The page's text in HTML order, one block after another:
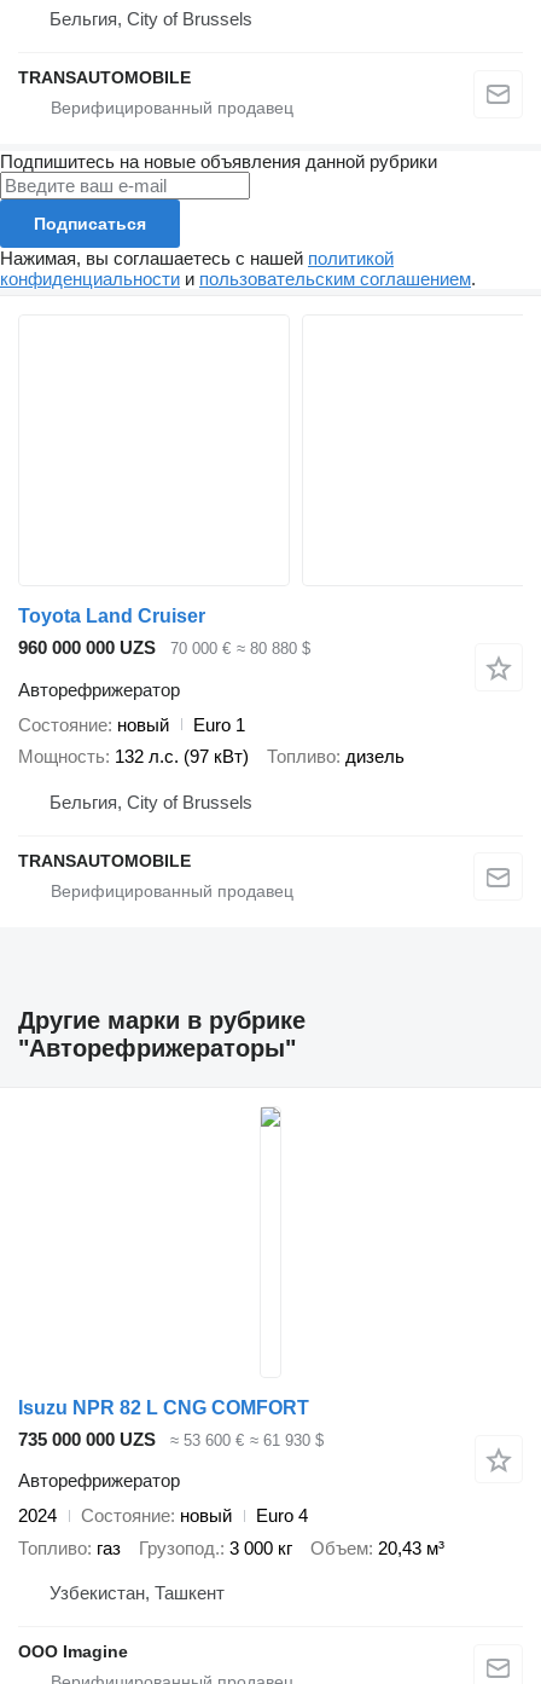
Бельгия, City of Brussels
TRANSAUTOMOBILE
Подпишитесь на новые объявления данной рубрики
Подписаться
Нажимая, вы соглашаетесь с нашей политикой
конфиденциальности и пользовательским соглашением.
Toyota Land Cruiser
960 000 000 UZS
70 000 € ≈ 80 880 $
Авторефрижератор
Состояние новый
Euro 1
Мощность 132 л.с. (97 кВт) Топливо дизель
Бельгия, City of Brussels
TRANSAUTOMOBILE
Другие марки в рубрике
"Авторефрижераторы"
Isuzu NPR 82 L CNG COMFORT
735 000 000 UZS
≈ 53 600 € ≈ 61 930 $
Авторефрижератор
2024
Состояние новый
Euro 4
Топливо газ Грузопод. 3 000 кг Объем 20,43 м³
Узбекистан, Ташкент
OOO Imagine